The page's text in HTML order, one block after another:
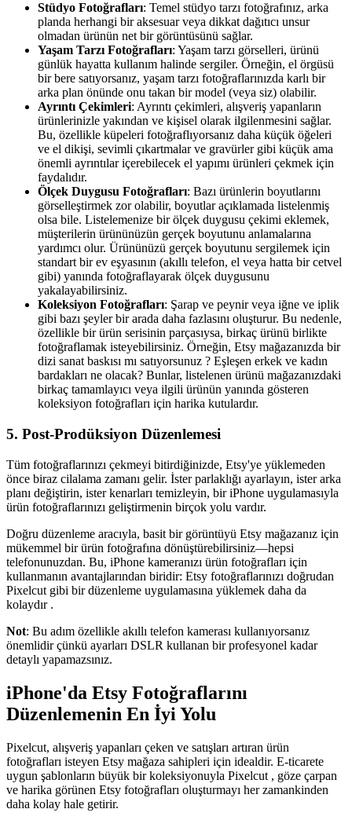
Stüdyo Fotoğrafları: Temel stüdyo tarzı fotoğrafınız, arka
planda herhangi bir aksesuar veya dikkat dağıtıcı unsur
olmadan ürünün net bir görüntüsünü sağlar.
Yaşam Tarzı Fotoğrafları: Yaşam tarzı görselleri, ürünü
günlük hayatta kullanım halinde sergiler. Örneğin, el örgüsü
bir bere satıyorsanız, yaşam tarzı fotoğraflarınızda karlı bir
arka plan önünde onu takan bir model (veya siz) olabilir.
Ayrıntı Çekimleri: Ayrıntı çekimleri, alışveriş yapanların
ürünlerinizle yakından ve kişisel olarak ilgilenmesini sağlar.
Bu, özellikle küpeleri fotoğraflıyorsanız daha küçük öğeleri
ve el dikişi, sevimli çıkartmalar ve gravürler gibi küçük ama
önemli ayrıntılar içerebilecek el yapımı ürünleri çekmek için
faydalıdır.
Ölçek Duygusu Fotoğrafları: Bazı ürünlerin boyutlarını
görselleştirmek zor olabilir, boyutlar açıklamada listelenmiş
olsa bile. Listelemenize bir ölçek duygusu çekimi eklemek,
müşterilerin ürününüzün gerçek boyutunu anlamalarına
yardımcı olur. Ürününüzü gerçek boyutunu sergilemek için
standart bir ev eşyasının (akıllı telefon, el veya hatta bir cetvel
gibi) yanında fotoğraflayarak ölçek duygusunu
yakalayabilirsiniz.
Koleksiyon Fotoğrafları: Şarap ve peynir veya iğne ve iplik
gibi bazı şeyler bir arada daha fazlasını oluşturur. Bu nedenle,
özellikle bir ürün serisinin parçasıysa, birkaç ürünü birlikte
fotoğraflamak isteyebilirsiniz. Örneğin, Etsy mağazanızda bir
dizi sanat baskısı mı satıyorsunuz ? Eşleşen erkek ve kadın
bardakları ne olacak? Bunlar, listelenen ürünü mağazanızdaki
birkaç tamamlayıcı veya ilgili ürünün yanında gösteren
koleksiyon fotoğrafları için harika kutulardır.
5. Post-Prodüksiyon Düzenlemesi
Tüm fotoğraflarınızı çekmeyi bitirdiğinizde, Etsy'ye yüklemeden
önce biraz cilalama zamanı gelir. İster parlaklığı ayarlayın, ister arka
planı değiştirin, ister kenarları temizleyin, bir iPhone uygulamasıyla
ürün fotoğraflarınızı geliştirmenin birçok yolu vardır.
Doğru düzenleme aracıyla, basit bir görüntüyü Etsy mağazanız için
mükemmel bir ürün fotoğrafına dönüştürebilirsiniz—hepsi
telefonunuzdan. Bu, iPhone kameranızı ürün fotoğrafları için
kullanmanın avantajlarından biridir: Etsy fotoğraflarınızı doğrudan
Pixelcut gibi bir düzenleme uygulamasına yüklemek daha da
kolaydır .
Not: Bu adım özellikle akıllı telefon kamerası kullanıyorsanız
önemlidir çünkü ayarları DSLR kullanan bir profesyonel kadar
detaylı yapamazsınız.
iPhone'da Etsy Fotoğraflarını
Düzenlemenin En İyi Yolu
Pixelcut, alışveriş yapanları çeken ve satışları artıran ürün
fotoğrafları isteyen Etsy mağaza sahipleri için idealdir. E-ticarete
uygun şablonların büyük bir koleksiyonuyla Pixelcut , göze çarpan
ve harika görünen Etsy fotoğrafları oluşturmayı her zamankinden
daha kolay hale getirir.